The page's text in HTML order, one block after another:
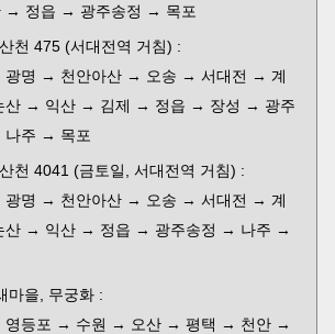
→ 정읍 → 광주송정 → 목포
천 475 (서대전역 거침) :
광명 → 천안아산 → 오송 → 서대전 → 계
산 → 익산 → 김제 → 정읍 → 장성 → 광주
주 → 목포
천 4041 (금토일, 서대전역 거침) :
광명 → 천안아산 → 오송 → 서대전 → 계
산 → 익산 → 정읍 → 광주송정 → 나주 →
마을, 무궁화 :
영등포 → 수원 → 오산 → 평택 → 천안 →